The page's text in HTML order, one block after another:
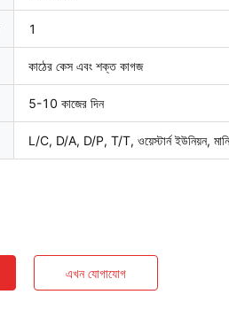
1
কাঠের কেস এবং শক্ত কাগজ
5-10 কাজের দিন
L/C, D/A, D/P, T/T, ওয়েস্টার্ন ইউনিয়ন,
এখন যোগাযোগ